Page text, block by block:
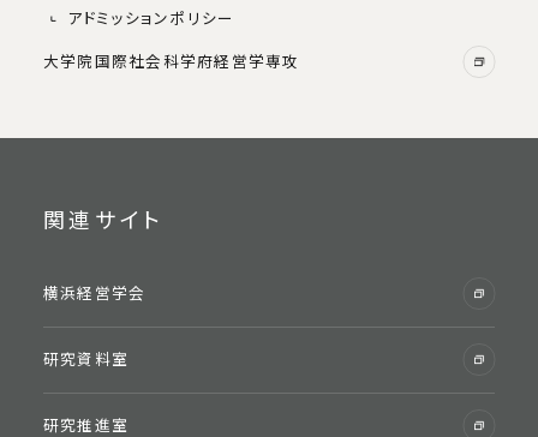
アドミッションポリシー
大学院国際社会科学府経営学専攻
関連サイト
横浜経営学会
研究資料室
研究推進室